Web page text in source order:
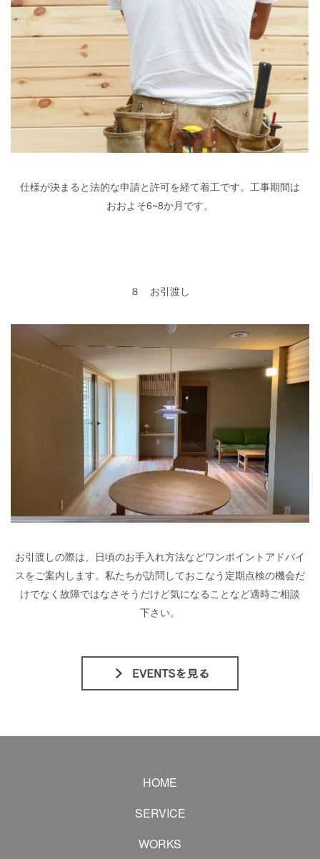
仕様が決まると法的な申請と許可を経て着工です。工事期間は
おおよそ6~8か月です。
８ お引渡し
お引渡しの際は、日頃のお手入れ方法などワンポイントアドバイ
スをご案内します。私たちが訪問しておこなう定期点検の機会だ
けでなく故障ではなさそうだけど気になることなど適時ご相談
下さい。
HOME
SERVICE
WORKS